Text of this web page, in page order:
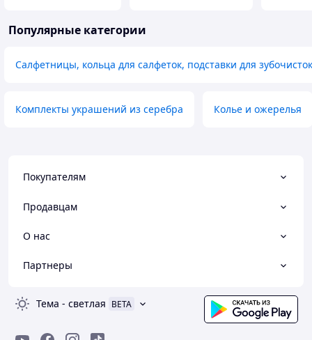
Популярные категории
Салфетницы, кольца для салфеток, подставки для зубочисток
Комплекты украшений из серебра Колье и ожерелья
Покупателям
Продавцам
О нас
Партнеры
Тема - светлая BETA